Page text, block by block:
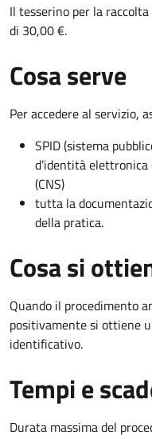
Il tesserino per la
di 30,00 €.
Cosa serve
Per accedere al servizio,
SPID (sistema
d’identità elettronica
(CNS)
tutta la
della pratica.
Cosa si
Quando il procedimento
positivamente si ottiene
identificativo.
Tempi e
Durata massima del